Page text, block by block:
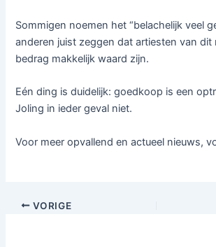
Sommigen noemen het “belachelijk veel
anderen juist zeggen dat artiesten van dit
bedrag makkelijk waard zijn.
Eén ding is duidelijk: goedkoop is een
Joling in ieder geval niet.
Voor meer opvallend en actueel nieuws,
VORIGE